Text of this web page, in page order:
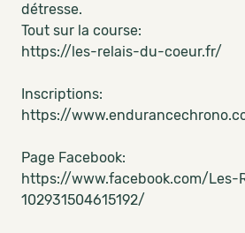
détresse.
Tout sur la course:
https://les-relais-du-coeur.fr/
Inscriptions:
https://
Page Facebook:
https://www.facebook.com/Les-
102931504615192/